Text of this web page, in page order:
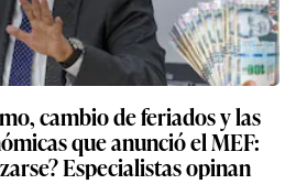
cambio de feriados y las
que anunció el MEF:
Especialistas opinan